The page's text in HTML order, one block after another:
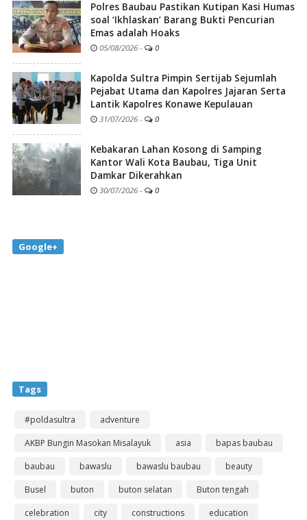
Polres Baubau Pastikan Kutipan Kasi Humas
soal ‘Ikhlaskan’ Barang Bukti Pencurian
Emas adalah Hoaks
05/08/2026 - 0
Kapolda Sultra Pimpin Sertijab Sejumlah
Pejabat Utama dan Kapolres Jajaran Serta
Lantik Kapolres Konawe Kepulauan
31/07/2026 - 0
Kebakaran Lahan Kosong di Samping
Kantor Wali Kota Baubau, Tiga Unit
Damkar Dikerahkan
30/07/2026 - 0
Google+
Tags
#poldasultra
adventure
AKBP Bungin Masokan Misalayuk
asia
bapas baubau
baubau
bawaslu bawaslu baubau
beauty
Busel
buton buton selatan
Buton tengah
celebration
city constructions
education